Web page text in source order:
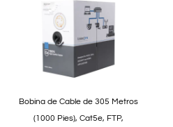
Bobina de Cable de 305 Metros
(1000 Pies), Cat5e, FTP,